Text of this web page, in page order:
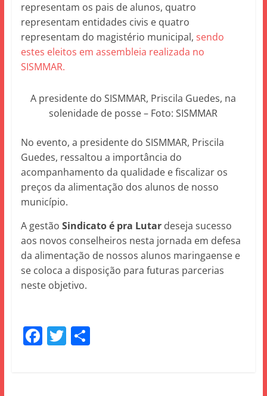
representam os pais de alunos, quatro
representam entidades civis e quatro
representam do magistério municipal, sendo
estes eleitos em assembleia realizada no
SISMMAR.
A presidente do SISMMAR, Priscila Guedes, na
solenidade de posse – Foto: SISMMAR
No evento, a presidente do SISMMAR, Priscila
Guedes, ressaltou a importância do
acompanhamento da qualidade e fiscalizar os
preços da alimentação dos alunos de nosso
município.
A gestão Sindicato é pra Lutardeseja sucesso
aos novos conselheiros nesta jornada em defesa
da alimentação de nossos alunos maringaense e
se coloca a disposição para futuras parcerias
neste objetivo.
F T S